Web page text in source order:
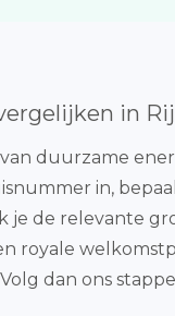
in
duurzame
in,
je de relevante
royale
Volg dan ons